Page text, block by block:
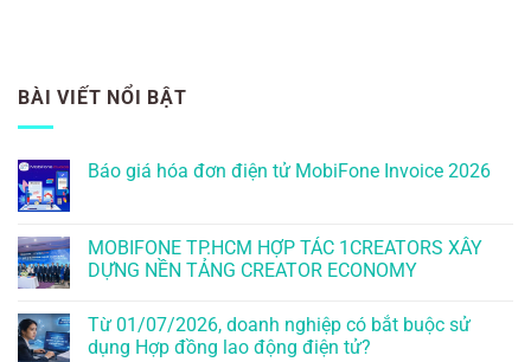
BÀI VIẾT NỔI BẬT
Báo giá hóa đơn điện tử MobiFone Invoice 2026
MOBIFONE TP.HCM HỢP TÁC 1CREATORS XÂY
DỰNG NỀN TẢNG CREATOR ECONOMY
Từ 01/07/2026, doanh nghiệp có bắt buộc sử
dụng Hợp đồng lao động điện tử?